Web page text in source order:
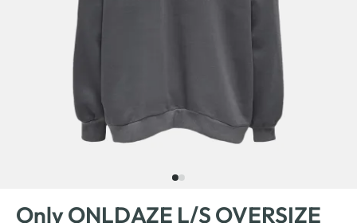
Only ONLDAZE L/S OVERSIZE